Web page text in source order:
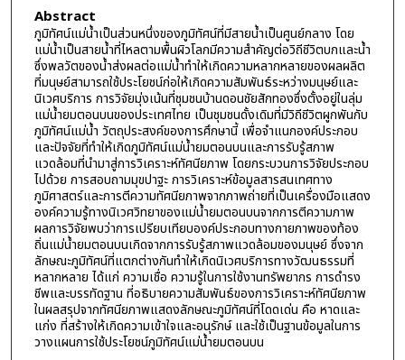
Abstract
ภูมิทัศน์แม่น้ำเป็นส่วนหนึ่งของภูมิทัศน์ที่มีสายน้ำเป็นศูนย์กลาง โดย
แม่น้ำเป็นสายน้ำที่ไหลตามพื้นผิวโลกมีความสำคัญต่อวิถีชีวิตบกและน้ำ
ซึ่งพลวัตของน้ำส่งผลต่อแม่น้ำทำให้เกิดความหลากหลายของผลผลิต
ที่มนุษย์สามารถใช้ประโยชน์ก่อให้เกิดความสัมพันธ์ระหว่างมนุษย์และ
นิเวศบริการ การวิจัยมุ่งเน้นที่ชุมชนบ้านดอนชัยสักทองซึ่งตั้งอยู่ในลุ่ม
แม่น้ำยมตอนบนของประเทศไทย เป็นชุมชนดั้งเดิมที่มีวิถีชีวิตผูกพันกับ
ภูมิทัศน์แม่น้ำ วัตถุประสงค์ของการศึกษานี้ เพื่อจำแนกองค์ประกอบ
และปัจจัยที่ทำให้เกิดภูมิทัศน์แม่น้ำยมตอนบนและการรับรู้สภาพ
แวดล้อมที่นำมาสู่การวิเคราะห์ทัศนียภาพ โดยกระบวนการวิจัยประกอบ
ไปด้วย การสอบถามมุขปาฐะ การวิเคราะห์ข้อมูลสารสนเทศทาง
ภูมิศาสตร์และการตีความทัศนียภาพจากภาพถ่ายที่เป็นเครื่องมือแสดง
องค์ความรู้ทางนิเวศวิทยาของแม่น้ำยมตอนบนจากการตีความภาพ
ผลการวิจัยพบว่าการเปรียบเทียบองค์ประกอบทางกายภาพของท้อง
ถิ่นแม่น้ำยมตอนบนเกิดจากการรับรู้สภาพแวดล้อมของมนุษย์ ซึ่งจาก
ลักษณะภูมิทัศน์ที่แตกต่างกันทำให้เกิดนิเวศบริการทางวัฒนธรรมที่
หลากหลาย ได้แก่ ความเชื่อ ความรู้ในการใช้งานทรัพยากร การดำรง
ชีพและบรรทัดฐาน ที่อธิบายความสัมพันธ์ของการวิเคราะห์ทัศนียภาพ
ในผลสรุปจากทัศนียภาพแสดงลักษณะภูมิทัศน์ที่โดดเด่น คือ หาดและ
แก่ง ที่สร้างให้เกิดความเข้าใจและอนุรักษ์ และใช้เป็นฐานข้อมูลในการ
วางแผนการใช้ประโยชน์ภูมิทัศน์แม่น้ำยมตอนบน